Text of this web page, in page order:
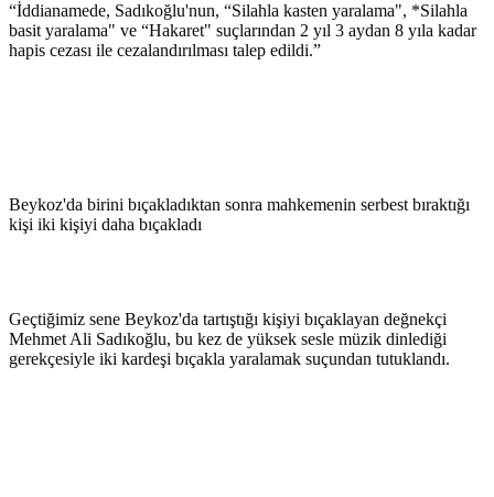
“İddianamede, Sadıkoğlu'nun, “Silahla kasten yaralama", *Silahla
basit yaralama" ve “Hakaret" suçlarından 2 yıl 3 aydan 8 yıla kadar
hapis cezası ile cezalandırılması talep edildi.”
Beykoz'da birini bıçakladıktan sonra mahkemenin serbest bıraktığı
kişi iki kişiyi daha bıçakladı
Geçtiğimiz sene Beykoz'da tartıştığı kişiyi bıçaklayan değnekçi
Mehmet Ali Sadıkoğlu, bu kez de yüksek sesle müzik dinlediği
gerekçesiyle iki kardeşi bıçakla yaralamak suçundan tutuklandı.